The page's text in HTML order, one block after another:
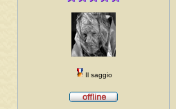
Il saggio